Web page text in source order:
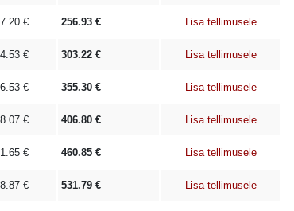
€ 256.93 € Lisa tellimusele
€ 303.22 € Lisa tellimusele
€ 355.30 € Lisa tellimusele
€ 406.80 € Lisa tellimusele
€ 460.85 € Lisa tellimusele
€ 531.79 € Lisa tellimusele